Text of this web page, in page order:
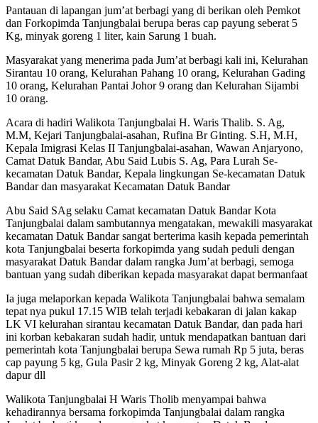
Pantauan di lapangan jum’at berbagi yang di berikan oleh Pemkot
dan Forkopimda Tanjungbalai berupa beras cap payung seberat 5
Kg, minyak goreng 1 liter, kain Sarung 1 buah.
Masyarakat yang menerima pada Jum’at berbagi kali ini, Kelurahan
Sirantau 10 orang, Kelurahan Pahang 10 orang, Kelurahan Gading
10 orang, Kelurahan Pantai Johor 9 orang dan Kelurahan Sijambi
10 orang.
Acara di hadiri Walikota Tanjungbalai H. Waris Thalib. S. Ag,
M.M, Kejari Tanjungbalai-asahan, Rufina Br Ginting. S.H, M.H,
Kepala Imigrasi Kelas II Tanjungbalai-asahan, Wawan Anjaryono,
Camat Datuk Bandar, Abu Said Lubis S. Ag, Para Lurah Se-
kecamatan Datuk Bandar, Kepala lingkungan Se-kecamatan Datuk
Bandar dan masyarakat Kecamatan Datuk Bandar
Abu Said SAg selaku Camat kecamatan Datuk Bandar Kota
Tanjungbalai dalam sambutannya mengatakan, mewakili masyarakat
kecamatan Datuk Bandar sangat berterima kasih kepada pemerintah
kota Tanjungbalai beserta forkopimda yang sudah peduli dengan
masyarakat Datuk Bandar dalam rangka Jum’at berbagi, semoga
bantuan yang sudah diberikan kepada masyarakat dapat bermanfaat
Ia juga melaporkan kepada Walikota Tanjungbalai bahwa semalam
tepat nya pukul 17.15 WIB telah terjadi kebakaran di jalan kakap
LK VI kelurahan sirantau kecamatan Datuk Bandar, dan pada hari
ini korban kebakaran sudah hadir, untuk mendapatkan bantuan dari
pemerintah kota Tanjungbalai berupa Sewa rumah Rp 5 juta, beras
cap payung 5 kg, Gula Pasir 2 kg, Minyak Goreng 2 kg, Alat-alat
dapur dll
Walikota Tanjungbalai H Waris Tholib menyampai bahwa
kehadirannya bersama forkopimda Tanjungbalai dalam rangka